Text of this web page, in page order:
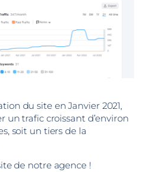
du site en Janvier 2021,
un trafic croissant d’environ
soit un tiers de la
de notre agence !